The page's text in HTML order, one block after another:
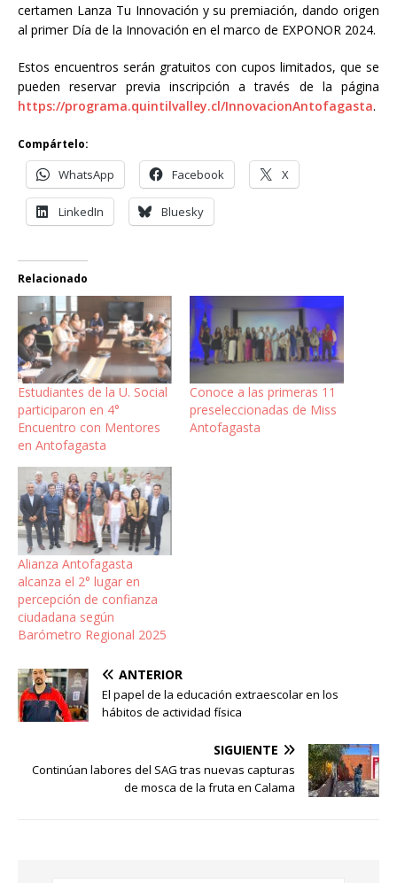
certamen Lanza Tu Innovación y su premiación, dando origen
al primer Día de la Innovación en el marco de EXPONOR 2024.
Estos encuentros serán gratuitos con cupos limitados, que se
pueden reservar previa inscripción a través de la página
https://programa.quintilvalley.cl/InnovacionAntofagasta.
Compártelo:
WhatsApp Facebook X
LinkedIn Bluesky
Relacionado
Estudiantes de la U. Social
participaron en 4°
Encuentro con Mentores
en Antofagasta
Conoce a las primeras 11
preseleccionadas de Miss
Antofagasta
Alianza Antofagasta
alcanza el 2° lugar en
percepción de confianza
ciudadana según
Barómetro Regional 2025
ANTERIOR
El papel de la educación extraescolar en los
hábitos de actividad física
SIGUIENTE
Continúan labores del SAG tras nuevas capturas
de mosca de la fruta en Calama